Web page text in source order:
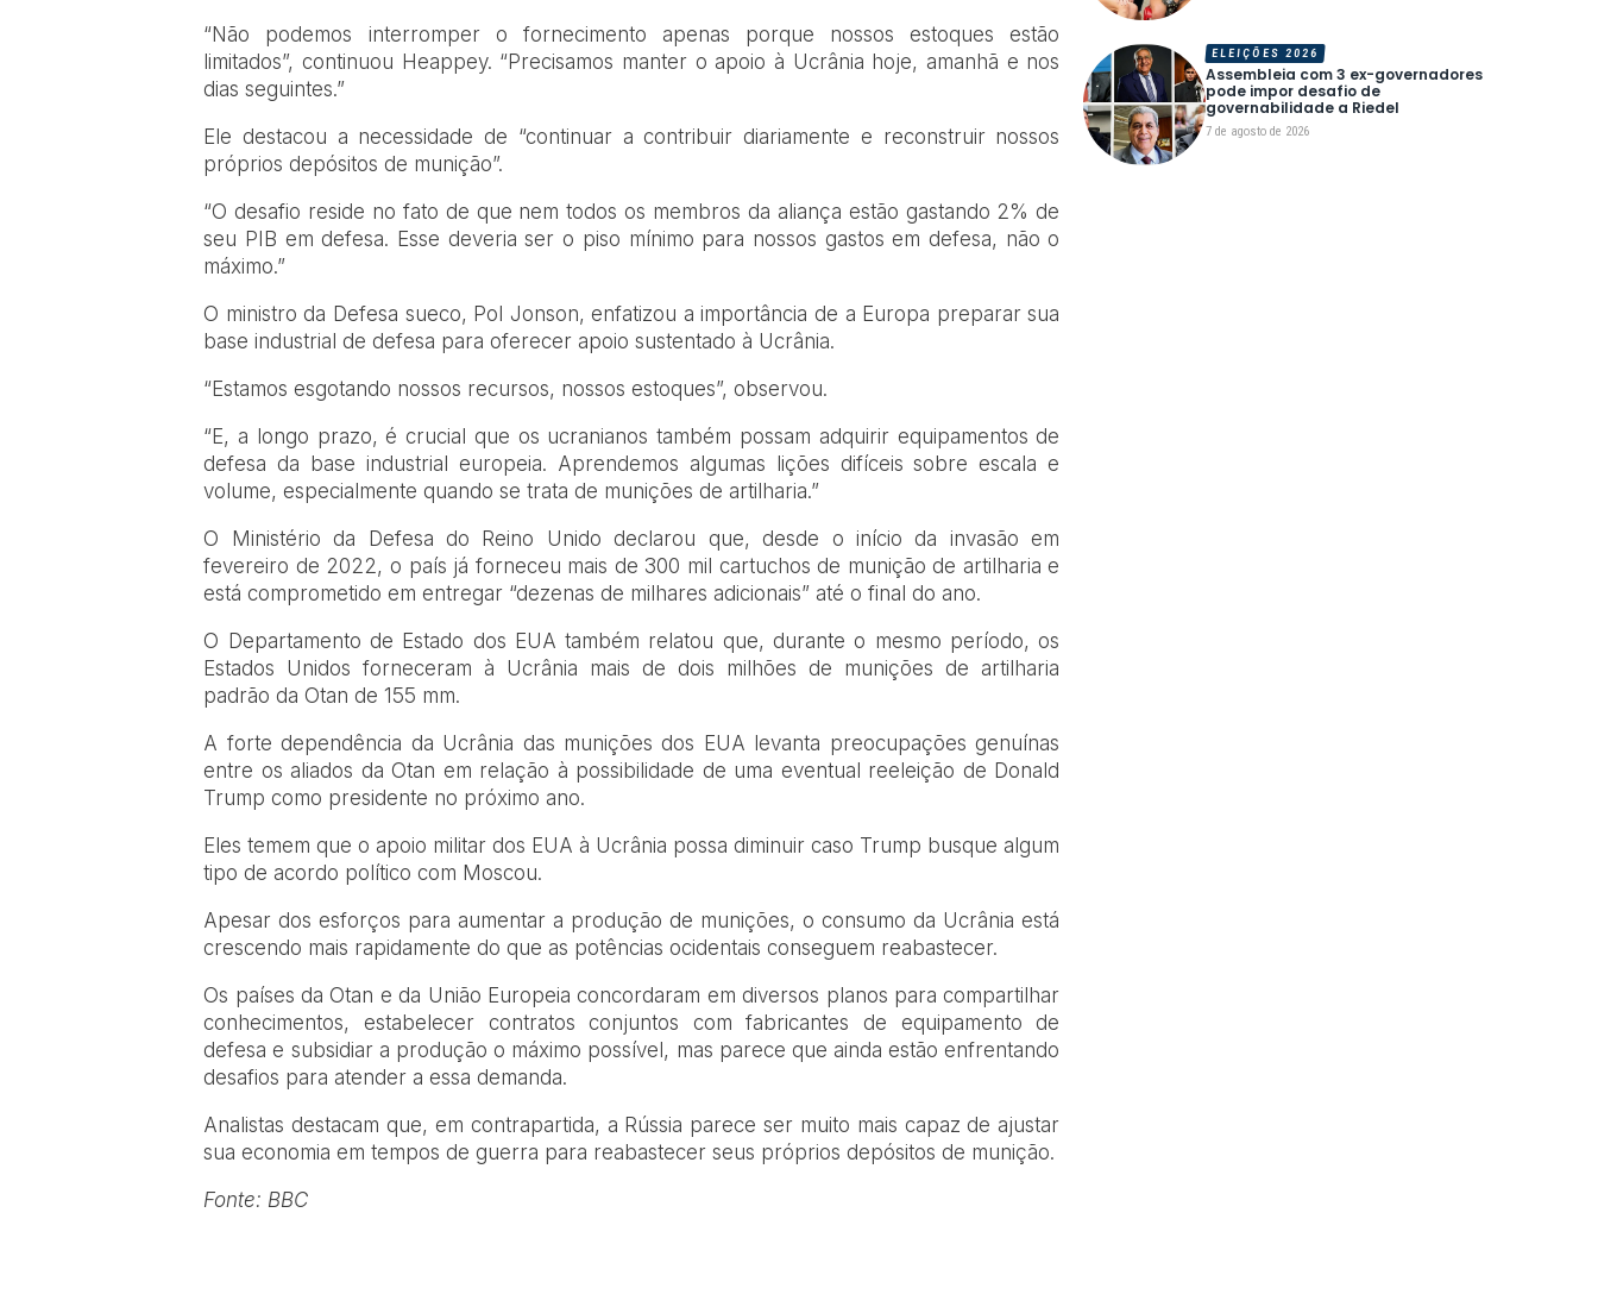
“Não podemos interromper o fornecimento apenas porque nossos estoques estão
limitados”, continuou Heappey. “Precisamos manter o apoio à Ucrânia hoje, amanhã e nos
dias seguintes.”
Ele destacou a necessidade de “continuar a contribuir diariamente e reconstruir nossos
próprios depósitos de munição”.
“O desafio reside no fato de que nem todos os membros da aliança estão gastando 2% de
seu PIB em defesa. Esse deveria ser o piso mínimo para nossos gastos em defesa, não o
máximo.”
O ministro da Defesa sueco, Pol Jonson, enfatizou a importância de a Europa preparar sua
base industrial de defesa para oferecer apoio sustentado à Ucrânia.
“Estamos esgotando nossos recursos, nossos estoques”, observou.
“E, a longo prazo, é crucial que os ucranianos também possam adquirir equipamentos de
defesa da base industrial europeia. Aprendemos algumas lições difíceis sobre escala e
volume, especialmente quando se trata de munições de artilharia.”
O Ministério da Defesa do Reino Unido declarou que, desde o início da invasão em
fevereiro de 2022, o país já forneceu mais de 300 mil cartuchos de munição de artilharia e
está comprometido em entregar “dezenas de milhares adicionais” até o final do ano.
O Departamento de Estado dos EUA também relatou que, durante o mesmo período, os
Estados Unidos forneceram à Ucrânia mais de dois milhões de munições de artilharia
padrão da Otan de 155 mm.
A forte dependência da Ucrânia das munições dos EUA levanta preocupações genuínas
entre os aliados da Otan em relação à possibilidade de uma eventual reeleição de Donald
Trump como presidente no próximo ano.
Eles temem que o apoio militar dos EUA à Ucrânia possa diminuir caso Trump busque algum
tipo de acordo político com Moscou.
Apesar dos esforços para aumentar a produção de munições, o consumo da Ucrânia está
crescendo mais rapidamente do que as potências ocidentais conseguem reabastecer.
Os países da Otan e da União Europeia concordaram em diversos planos para compartilhar
conhecimentos, estabelecer contratos conjuntos com fabricantes de equipamento de
defesa e subsidiar a produção o máximo possível, mas parece que ainda estão enfrentando
desafios para atender a essa demanda.
Analistas destacam que, em contrapartida, a Rússia parece ser muito mais capaz de ajustar
sua economia em tempos de guerra para reabastecer seus próprios depósitos de munição.
Fonte: BBC
Assembleia com 3 ex-governadores
pode impor desafio de
governabilidade a Riedel
7 de agosto de 2026
ELEIÇÕES 2026